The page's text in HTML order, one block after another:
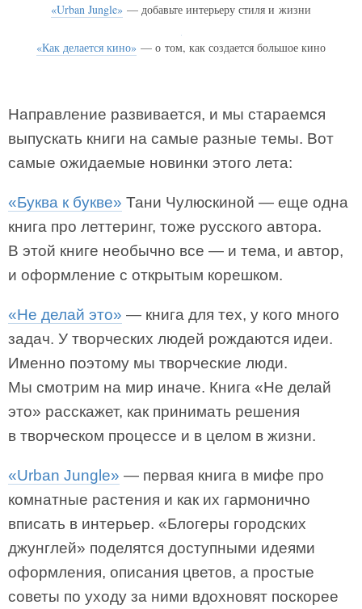
«Urban Jungle» — добавьте интерьеру стиля и жизни
«Как делается кино» — о том, как создается большое кино
Направление развивается, и мы стараемся
выпускать книги на самые разные темы. Вот
самые ожидаемые новинки этого лета:
«Буква к букве» Тани Чулюскиной — еще одна
книга про леттеринг, тоже русского автора.
В этой книге необычно все — и тема, и автор,
и оформление с открытым корешком.
«Не делай это» — книга для тех, у кого много
задач. У творческих людей рождаются идеи.
Именно поэтому мы творческие люди.
Мы смотрим на мир иначе. Книга «Не делай
это» расскажет, как принимать решения
в творческом процессе и в целом в жизни.
«Urban Jungle» — первая книга в мифе про
комнатные растения и как их гармонично
вписать в интерьер. «Блогеры городских
джунглей» поделятся доступными идеями
оформления, описания цветов, а простые
советы по уходу за ними вдохновят поскорее